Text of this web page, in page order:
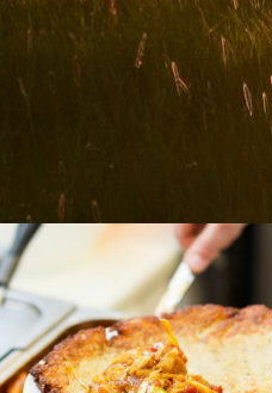
Dodavatel
ČR
WWW STRÁNKY